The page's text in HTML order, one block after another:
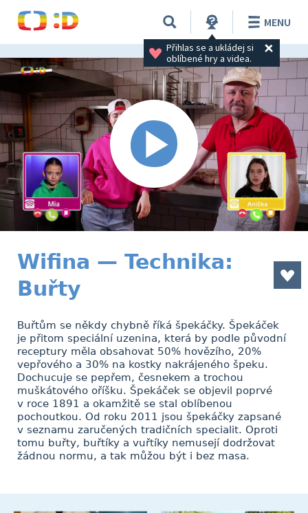
Přihlas se a ukládej si
oblíbené hry a videa.
MENU
Wifina — Technika:
Buřty
Buřtům se někdy chybně říká špekáčky. Špekáček
je přitom speciální uzenina, která by podle původní
receptury měla obsahovat 50% hovězího, 20%
vepřového a 30% na kostky nakrájeného špeku.
Dochucuje se pepřem, česnekem a trochou
muškátového oříšku. Špekáček se objevil poprvé
v roce 1891 a okamžitě se stal oblíbenou
pochoutkou. Od roku 2011 jsou špekáčky zapsané
v seznamu zaručených tradičních specialit. Oproti
tomu buřty, buřtíky a vuřtíky nemusejí dodržovat
žádnou normu, a tak můžou být i bez masa.